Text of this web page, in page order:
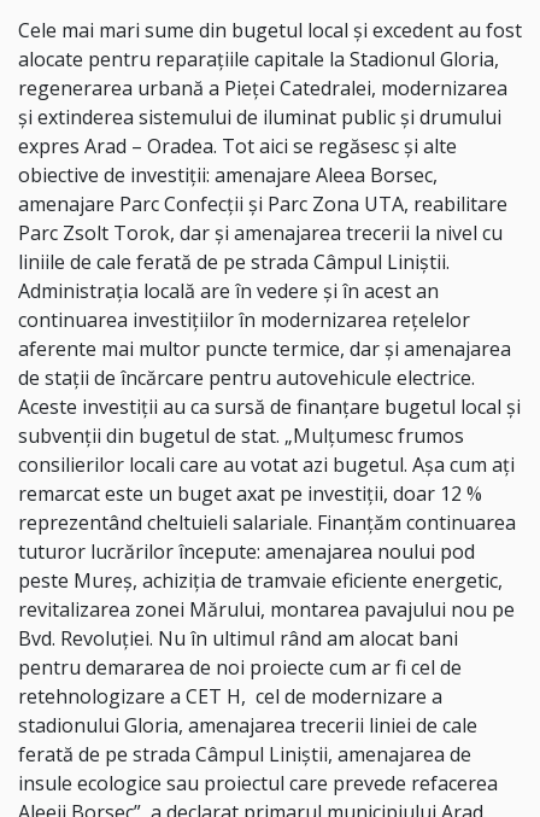
Cele mai mari sume din bugetul local și excedent au fost
alocate pentru reparațiile capitale la Stadionul Gloria,
regenerarea urbană a Pieței Catedralei, modernizarea
și extinderea sistemului de iluminat public și drumului
expres Arad – Oradea. Tot aici se regăsesc și alte
obiective de investiții: amenajare Aleea Borsec,
amenajare Parc Confecții și Parc Zona UTA, reabilitare
Parc Zsolt Torok, dar și amenajarea trecerii la nivel cu
liniile de cale ferată de pe strada Câmpul Liniștii.
Administrația locală are în vedere și în acest an
continuarea investițiilor în modernizarea rețelelor
aferente mai multor puncte termice, dar și amenajarea
de stații de încărcare pentru autovehicule electrice.
Aceste investiții au ca sursă de finanțare bugetul local și
subvenții din bugetul de stat. „Mulțumesc frumos
consilierilor locali care au votat azi bugetul. Așa cum ați
remarcat este un buget axat pe investiții, doar 12 %
reprezentând cheltuieli salariale. Finanțăm continuarea
tuturor lucrărilor începute: amenajarea noului pod
peste Mureș, achiziția de tramvaie eficiente energetic,
revitalizarea zonei Mărului, montarea pavajului nou pe
Bvd. Revoluției. Nu în ultimul rând am alocat bani
pentru demararea de noi proiecte cum ar fi cel de
retehnologizare a CET H, cel de modernizare a
stadionului Gloria, amenajarea trecerii liniei de cale
ferată de pe strada Câmpul Liniștii, amenajarea de
insule ecologice sau proiectul care prevede refacerea